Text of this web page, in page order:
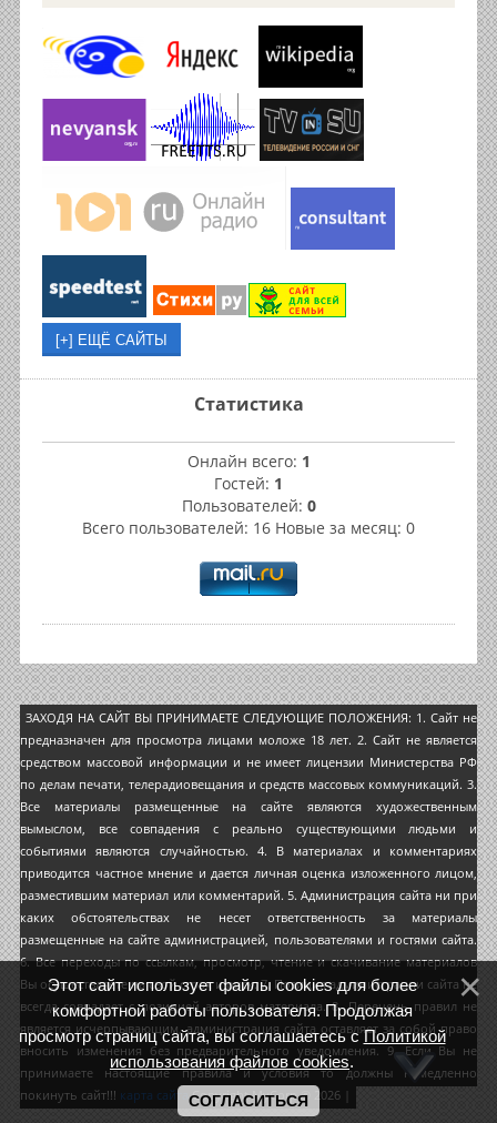
Статистика
Онлайн всего: 1
Гостей: 1
Пользователей: 0
Всего пользователей: 16 Новые за месяц: 0
ЗАХОДЯ НА САЙТ ВЫ ПРИНИМАЕТЕ СЛЕДУЮЩИЕ ПОЛОЖЕНИЯ: 1. Сайт не
предназначен для просмотра лицами моложе 18 лет. 2. Сайт не является
средством массовой информации и не имеет лицензии Министерства РФ
по делам печати, телерадиовещания и средств массовых коммуникаций. 3.
Все материалы размещенные на сайте являются художественным
вымыслом, все совпадения с реально существующими людьми и
событиями являются случайностью. 4. В материалах и комментариях
приводится частное мнение и дается личная оценка изложенного лицом,
разместившим материал или комментарий. 5. Администрация сайта ни при
каких обстоятельствах не несет ответственность за материалы
размещенные на сайте администрацией, пользователями и гостями сайта.
6. Все переходы по ссылкам, просмотр, чтение и скачивание материалов
Вы осуществляете на свой страх и риск. 7. Позиция администрации сайта не
всегда совпадает с позицией авторов материала. 8. Перечень правил не
является исчерпывающим, администрация сайта оставляет за собой право
вносить изменения без предварительного уведомления. 9. Если Вы не
принимаете настоящие правила и условия то должны немедленно
покинуть сайт!!! карта сайта Copyright MyCorp © 2026
Этот сайт использует файлы cookies для более
комфортной работы пользователя. Продолжая
просмотр страниц сайта, вы соглашаетесь сПолитикой
использования файлов cookies.
СОГЛАСИТЬСЯ